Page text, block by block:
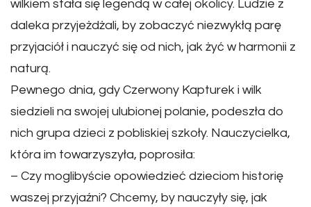
wilkiem stała się legendą w całej okolicy. Ludzie z
daleka przyjeżdżali, by zobaczyć niezwykłą parę
przyjaciół i nauczyć się od nich, jak żyć w harmonii z
naturą.
Pewnego dnia, gdy Czerwony Kapturek i wilk
siedzieli na swojej ulubionej polanie, podeszła do
nich grupa dzieci z pobliskiej szkoły. Nauczycielka,
która im towarzyszyła, poprosiła:
– Czy moglibyście opowiedzieć dzieciom historię
waszej przyjaźni? Chcemy, by nauczyły się, jak